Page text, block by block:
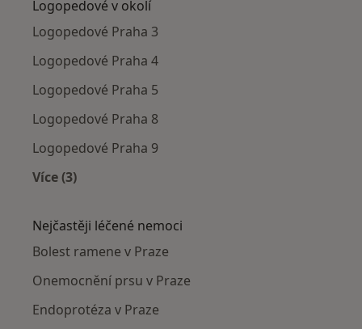
Logopedové v okolí
Logopedové Praha 3
Logopedové Praha 4
Logopedové Praha 5
Logopedové Praha 8
Logopedové Praha 9
Více (3)
Nejčastěji léčené nemoci
Bolest ramene v Praze
Onemocnění prsu v Praze
Endoprotéza v Praze